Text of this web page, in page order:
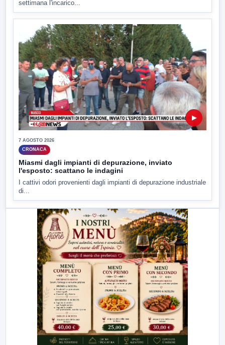
settimana l'incarico...
▶
7 AGOSTO 2026
CRONACA
Miasmi dagli impianti di depurazione, inviato
l'esposto: scattano le indagini
I cattivi odori provenienti dagli impianti di depurazione industriale
di...